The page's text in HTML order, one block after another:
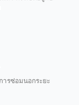
รซ่อมนอกระยะ